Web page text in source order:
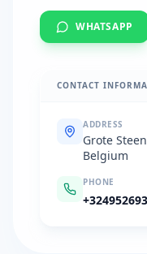
WHATSAPP
CONTACT
ADDRESS
Grote
Belgium
PHONE